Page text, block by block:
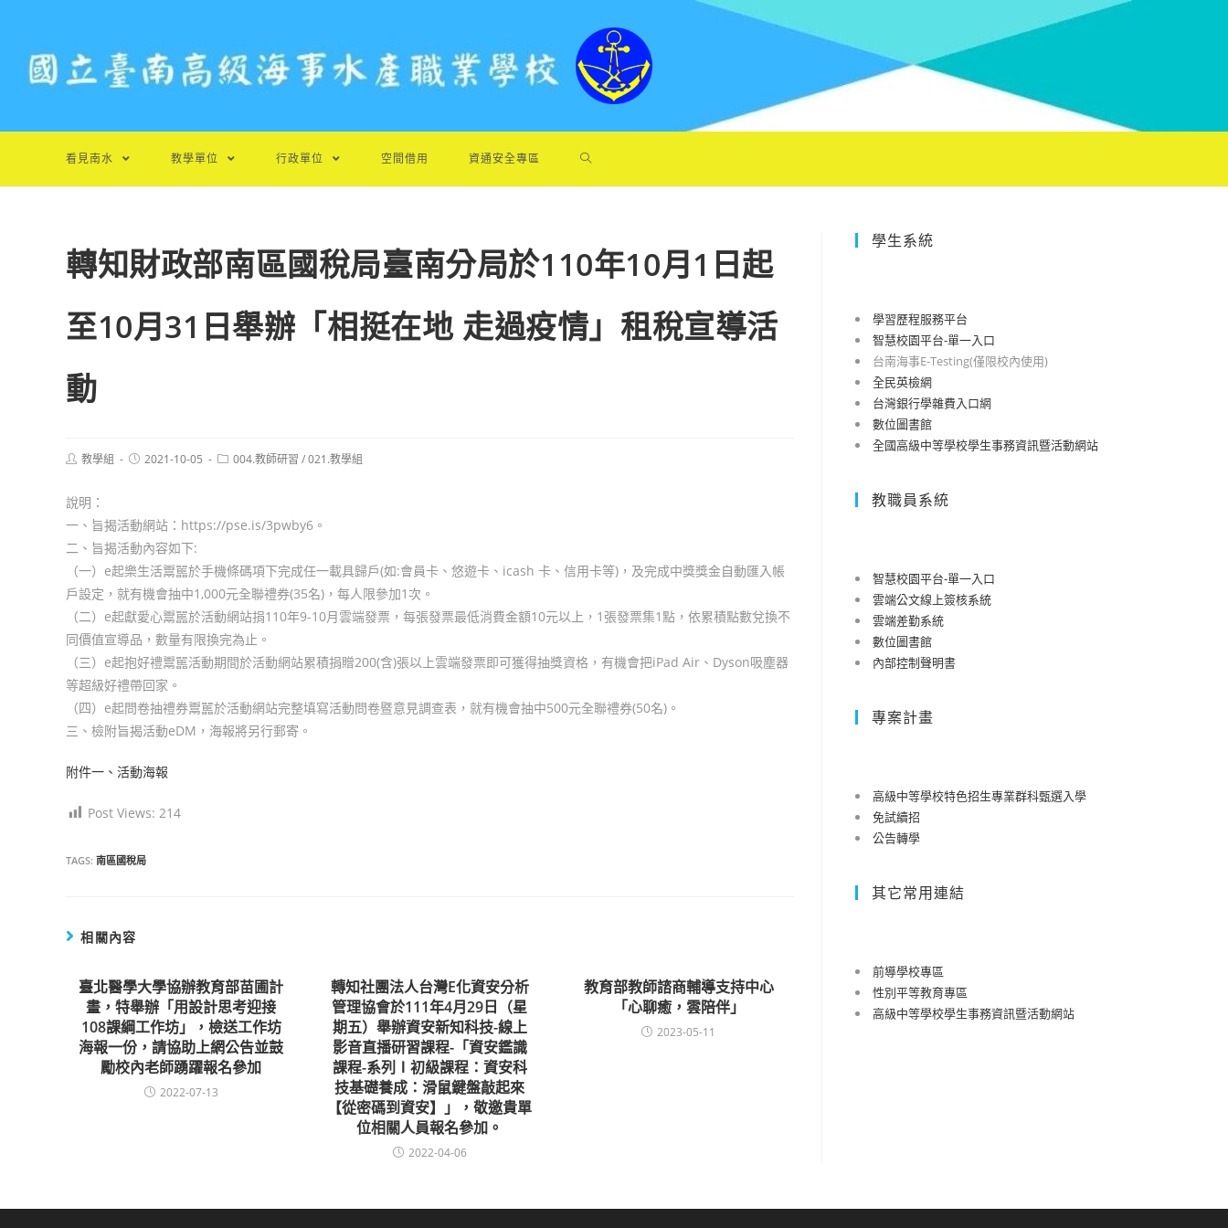
看見南水 教學單位 行政單位 空間借用 資通安全專區
轉知財政部南區國稅局臺南分局於110年10月1日起
至10月31日舉辦「相挺在地 走過疫情」租稅宣導活
動
Post教學組
Post2021-10-05
Post004.教師研習 /021.教學組
說明：
一、旨揭活動網站：https://pse.is/3pwby6。
二、旨揭活動內容如下:
（一）e起樂生活鬻嚚於手機條碼項下完成任一載具歸戶(如:會員卡、悠遊卡、icash 卡、信用卡等)，及完成中獎獎金自動匯入帳
戶設定，就有機會抽中1,000元全聯禮券(35名)，每人限參加1次。
（二）e起獻愛心鬻嚚於活動網站捐110年9-10月雲端發票，每張發票最低消費金額10元以上，1張發票集1點，依累積點數兌換不
同價值宣導品，數量有限換完為止。
（三）e起抱好禮鬻嚚活動期間於活動網站累積捐贈200(含)張以上雲端發票即可獲得抽獎資格，有機會把iPad Air、Dyson吸塵器
等超級好禮帶回家。
（四）e起問卷抽禮券鬻嚚於活動網站完整填寫活動問卷暨意見調查表，就有機會抽中500元全聯禮券(50名)。
三、檢附旨揭活動eDM，海報將另行郵寄。
附件一、活動海報
Post Views: 214
TAGS: 南區國稅局
相關內容
臺北醫學大學協辦教育部苗圃計
畫，特舉辦「用設計思考迎接
108課綱工作坊」，檢送工作坊
海報一份，請協助上網公告並鼓
勵校內老師踴躍報名參加
2022-07-13
轉知社團法人台灣E化資安分析
管理協會於111年4月29日（星
期五）舉辦資安新知科技-線上
影音直播研習課程-「資安鑑識
課程-系列Ⅰ初級課程：資安科
技基礎養成：滑鼠鍵盤敲起來
【從密碼到資安】」，敬邀貴單
位相關人員報名參加。
2022-04-06
教育部教師諮商輔導支持中心
「心聊癒，雲陪伴」
2023-05-11
學生系統
學習歷程服務平台
智慧校園平台-單一入口
台南海事E-Testing(僅限校內使用)
全民英檢網
台灣銀行學雜費入口網
數位圖書館
全國高級中等學校學生事務資訊暨活動網站
教職員系統
智慧校園平台-單一入口
雲端公文線上簽核系統
雲端差勤系統
數位圖書館
內部控制聲明書
專案計畫
高級中等學校特色招生專業群科甄選入學
免試續招
公告轉學
其它常用連結
前導學校專區
性別平等教育專區
高級中等學校學生事務資訊暨活動網站